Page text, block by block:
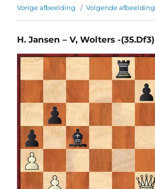
Vorige afbeelding Volgende afbeelding
H. Jansen – V, Wolters -(35.Df3)